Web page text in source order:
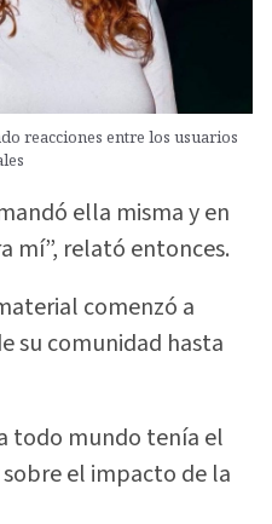
reacciones entre los usuarios
ella misma y en
mí”, relató entonces.
comenzó a
su comunidad hasta
todo mundo tenía el
el impacto de la